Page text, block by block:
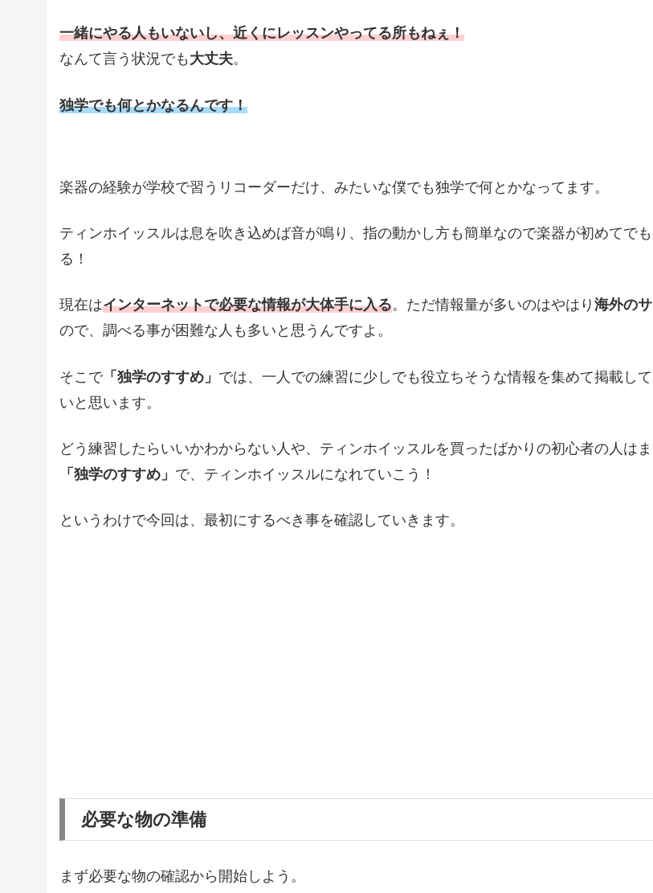
一緒にやる人もいないし、近くにレッスンやってる所もねぇ！
なんて言う状況でも 大丈夫。
独学でも何とかなるんです！
楽器の経験が学校で習うリコーダーだけ、みたいな僕でも独学で何とかなってます。
ティンホイッスルは息を吹き込めば音が鳴り、指の動かし方も簡単なので楽器が初めてで
る！
現在はインターネットで必要な情報が大体手に入る。ただ情報量が多いのはやはり 海外の
ので、調べる事が困難な人も多いと思うんですよ。
そこで「独学のすすめ」 では、一人での練習に少しでも役立ちそうな情報を集めて掲載し
いと思います。
どう練習したらいいかわからない人や、ティンホイッスルを買ったばかりの初心者の人は
「独学のすすめ」 で、ティンホイッスルになれていこう！
というわけで今回は、最初にするべき事を確認していきます。
必要な物の準備
まず必要な物の確認から開始しよう。